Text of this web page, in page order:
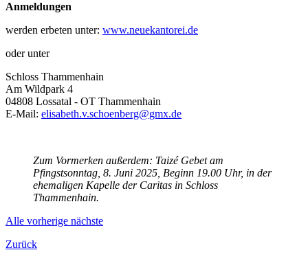
Anmeldungen
werden erbeten unter: www.neuekantorei.de
oder unter
Schloss Thammenhain
Am Wildpark 4
04808 Lossatal - OT Thammenhain
E-Mail: elisabeth.v.schoenberg@gmx.de
Zum Vormerken außerdem: Taizé Gebet am
Pfingstsonntag, 8. Juni 2025, Beginn 19.00 Uhr, in der
ehemaligen Kapelle der Caritas in Schloss
Thammenhain.
Alle vorherige nächste
Zurück